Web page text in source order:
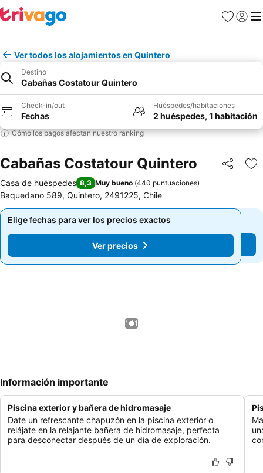
Favoritos
Iniciar
Ver todos los alojamientos en Quintero
Destino
Cabañas Costatour Quintero
Check-in/out
Fechas
Huéspedes/habitaciones
2 huéspedes, 1 habitación
Cómo los pagos afectan nuestro ranking
Cabañas Costatour Quintero Compartir
Casa de huéspedes 8,3 Muy bueno (440 puntuaciones)
Baquedano 589, Quintero, 2491225, Chile
Elige fechas para ver los precios exactos
Ver precios
Elige fechas para ver los precios exactos
Ver precios
1 / 1
Información importante
Piscina exterior y bañera de hidromasaje
Date un refrescante chapuzón en la piscina exterior o
relájate en la relajante bañera de hidromasaje, perfecta
para desconectar después de un día de exploración.